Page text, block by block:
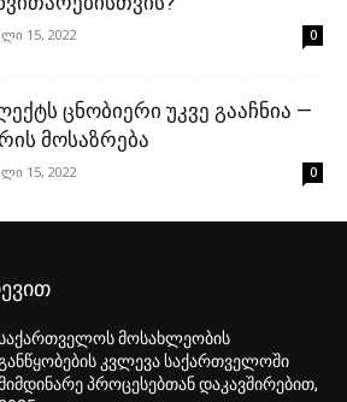
მოსახლეობის
კვლევა საქართველოში
პროცესებთან დაკავშირებით,